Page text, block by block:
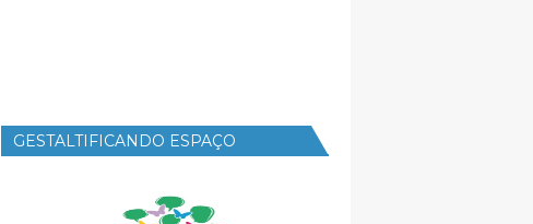
GESTALTIFICANDO ESPAÇO